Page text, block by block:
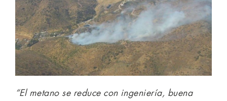
“El metano se reduce con ingeniería, buena